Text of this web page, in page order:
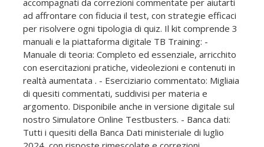
accompagnati da correzioni commentate per aiutarti
ad affrontare con fiducia il test, con strategie efficaci
per risolvere ogni tipologia di quiz. Il kit comprende 3
manuali e la piattaforma digitale TB Training: -
Manuale di teoria: Completo ed essenziale, arricchito
con esercitazioni pratiche, videolezioni e contenuti in
realtà aumentata . - Eserciziario commentato: Migliaia
di quesiti commentati, suddivisi per materia e
argomento. Disponibile anche in versione digitale sul
nostro Simulatore Online Testbusters. - Banca dati:
Tutti i quesiti della Banca Dati ministeriale di luglio